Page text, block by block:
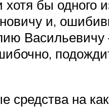
бы одного
и,
средства на